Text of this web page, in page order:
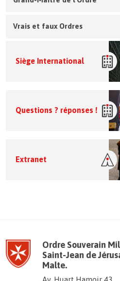
Vrais et faux Ordres
Siège International
Questions ? réponses !
Extranet
Ordre Souverain
Saint-Jean de
Malte.